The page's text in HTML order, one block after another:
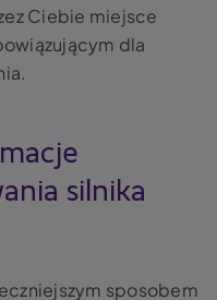
Ciebie miejsce
dla
silnika
sposobem